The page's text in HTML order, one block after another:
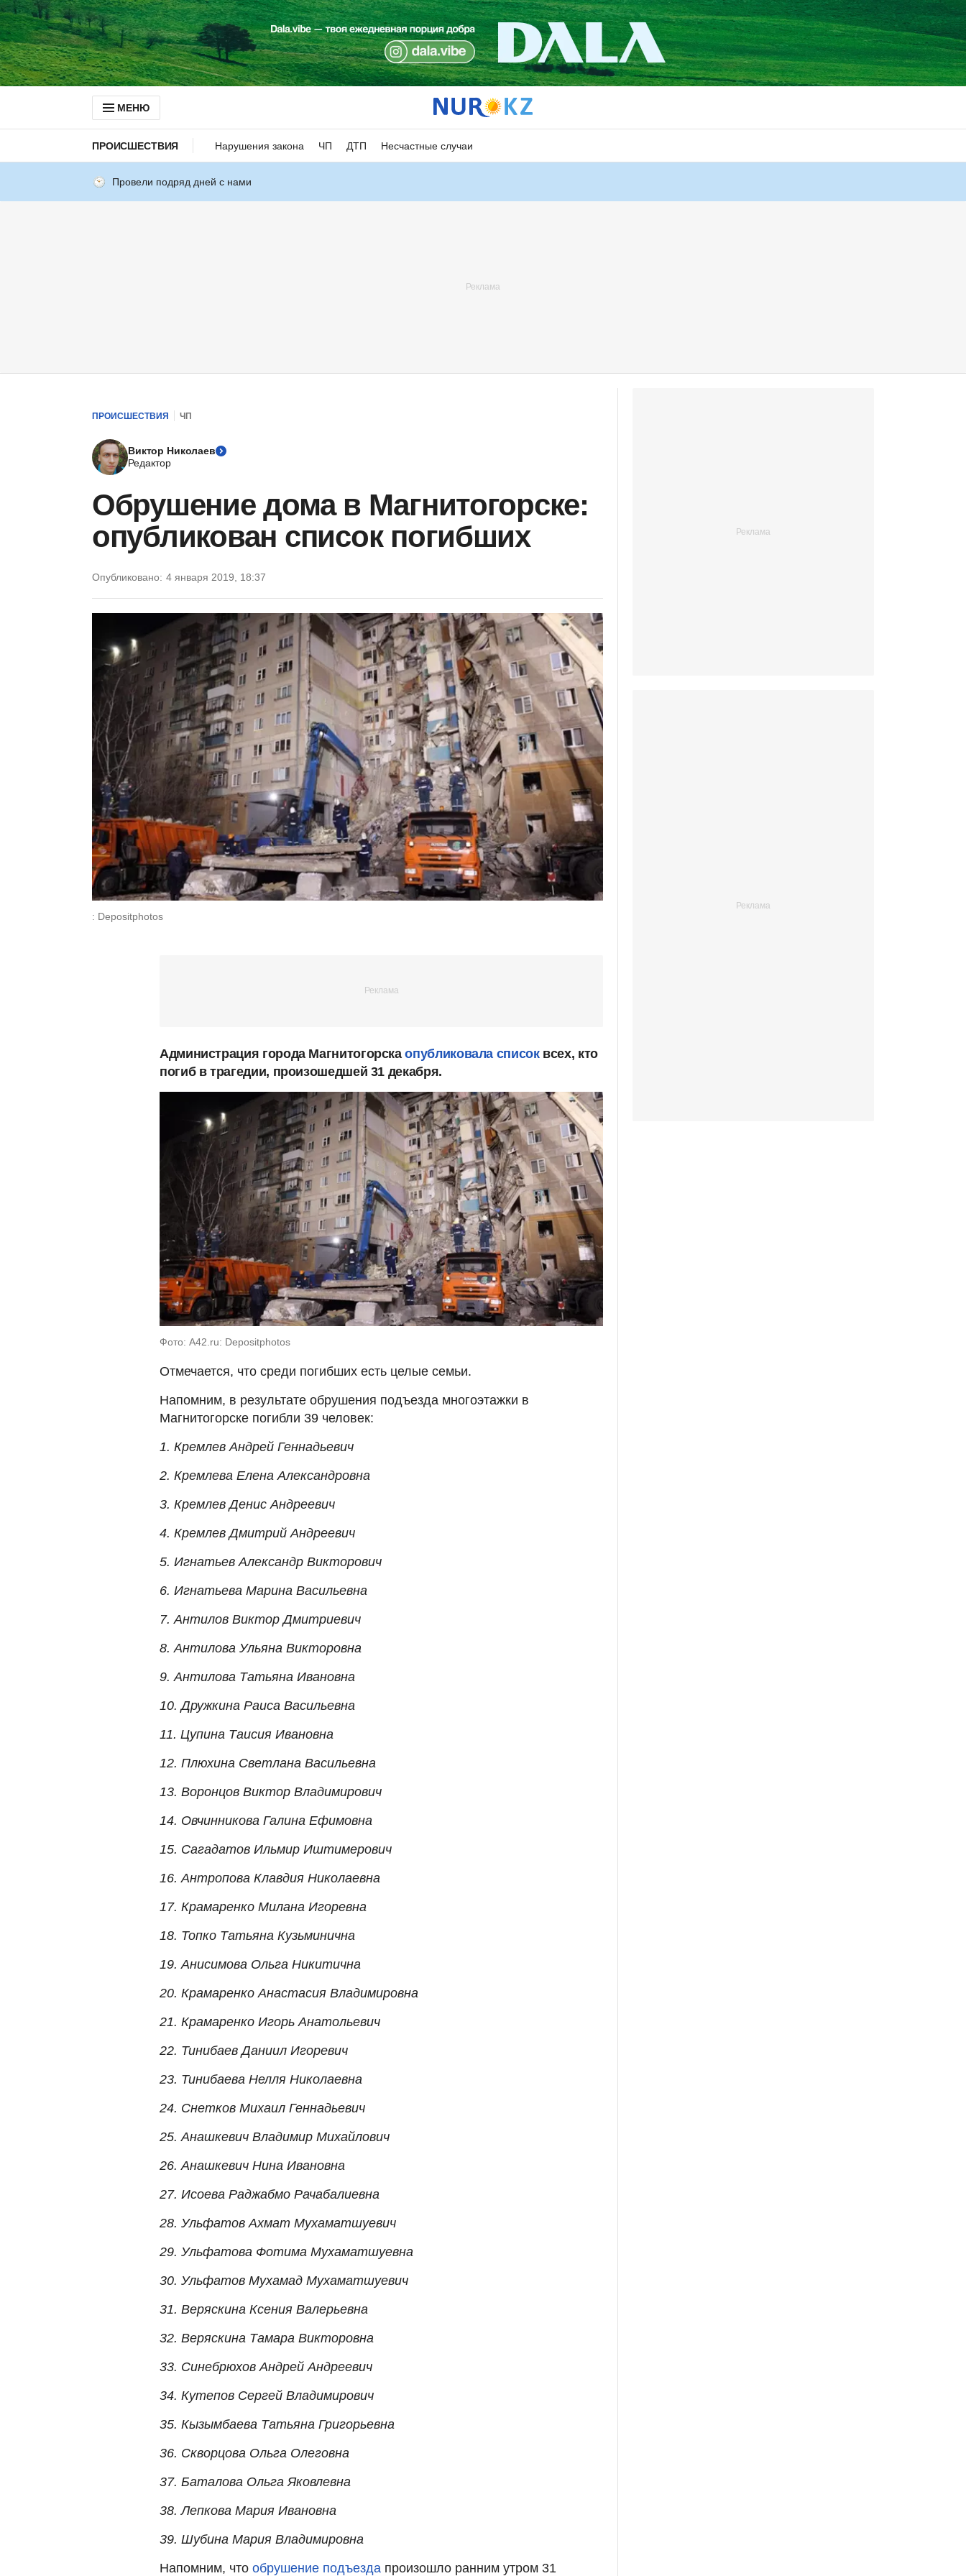
МЕНЮ
ПРОИСШЕСТВИЯ Нарушения закона ЧП ДТП Несчастные случаи
Провели подряд дней с нами
ПРОИСШЕСТВИЯ ЧП
Виктор Николаев
Редактор
Обрушение дома в Магнитогорске:
опубликован список погибших
Опубликовано: 4 января 2019, 18:37
: Depositphotos
Администрация города Магнитогорскаопубликовала списоквсех, кто
погиб в трагедии, произошедшей 31 декабря.
Фото: A42.ru: Depositphotos
Отмечается, что среди погибших есть целые семьи.
Напомним, в результате обрушения подъезда многоэтажки в
Магнитогорске погибли 39 человек:
1. Кремлев Андрей Геннадьевич
2. Кремлева Елена Александровна
3. Кремлев Денис Андреевич
4. Кремлев Дмитрий Андреевич
5. Игнатьев Александр Викторович
6. Игнатьева Марина Васильевна
7. Антилов Виктор Дмитриевич
8. Антилова Ульяна Викторовна
9. Антилова Татьяна Ивановна
10. Дружкина Раиса Васильевна
11. Цупина Таисия Ивановна
12. Плюхина Светлана Васильевна
13. Воронцов Виктор Владимирович
14. Овчинникова Галина Ефимовна
15. Сагадатов Ильмир Иштимерович
16. Антропова Клавдия Николаевна
17. Крамаренко Милана Игоревна
18. Топко Татьяна Кузьминична
19. Анисимова Ольга Никитична
20. Крамаренко Анастасия Владимировна
21. Крамаренко Игорь Анатольевич
22. Тинибаев Даниил Игоревич
23. Тинибаева Нелля Николаевна
24. Снетков Михаил Геннадьевич
25. Анашкевич Владимир Михайлович
26. Анашкевич Нина Ивановна
27. Исоева Раджабмо Рачабалиевна
28. Ульфатов Ахмат Мухаматшуевич
29. Ульфатова Фотима Мухаматшуевна
30. Ульфатов Мухамад Мухаматшуевич
31. Веряскина Ксения Валерьевна
32. Веряскина Тамара Викторовна
33. Синебрюхов Андрей Андреевич
34. Кутепов Сергей Владимирович
35. Кызымбаева Татьяна Григорьевна
36. Скворцова Ольга Олеговна
37. Баталова Ольга Яковлевна
38. Лепкова Мария Ивановна
39. Шубина Мария Владимировна
Напомним, что обрушение подъезда произошло ранним утром 31